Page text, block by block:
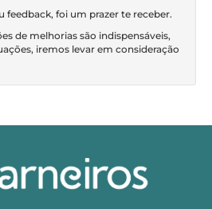
feedback, foi um prazer te receber.
de melhorias são indispensáveis,
iremos levar em consideração